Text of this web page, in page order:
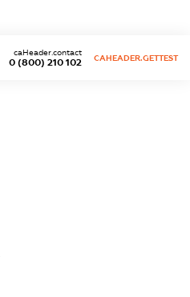
0 (800) 210 102
caHeader.contact
CAHEADER.GETTEST